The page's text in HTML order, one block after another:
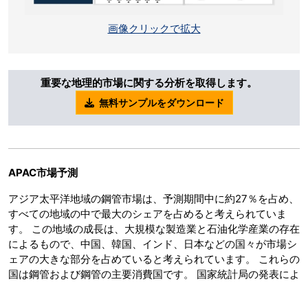
画像クリックで拡大
重要な地理的市場に関する分析を取得します。
無料サンプルをダウンロード
APAC市場予測
アジア太平洋地域の鋼管市場は、予測期間中に約27％を占め、
すべての地域の中で最大のシェアを占めると考えられていま
す。 この地域の成長は、大規模な製造業と石油化学産業の存在
によるもので、中国、韓国、インド、日本などの国々が市場シ
ェアの大きな部分を占めていると考えられています。 これらの
国は鋼管および鋼管の主要消費国です。 国家統計局の発表によ